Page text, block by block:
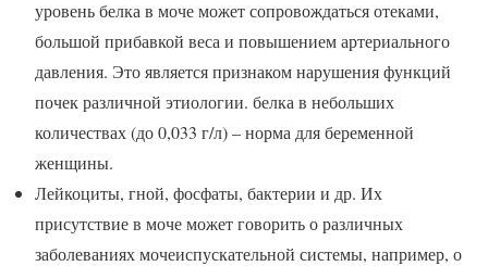
уровень белка в моче может сопровождаться отеками,
большой прибавкой веса и повышением артериального
давления. Это является признаком нарушения функций
почек различной этиологии. белка в небольших
количествах (до 0,033 г/л) – норма для беременной
женщины.
Лейкоциты, гной, фосфаты, бактерии и др. Их
присутствие в моче может говорить о различных
заболеваниях мочеиспускательной системы, например, о